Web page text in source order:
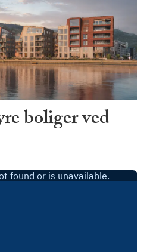
boliger ved